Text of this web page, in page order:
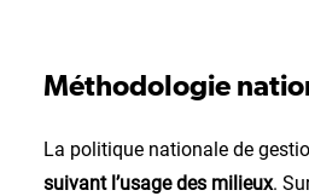
Méthodologie
La politique nationale de
suivant l’usage des milieux.